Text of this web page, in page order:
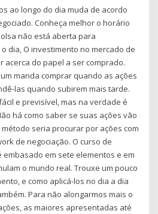
ao longo do dia muda de acordo
Conheça melhor o horário
não está aberta para
dia, O investimento no mercado de
acerca do papel a ser comprado.
manda comprar quando as ações
las quando subirem mais tarde.
e previsível, mas na verdade é
há como saber se suas ações vão
seria procurar por ações com
de negociação. O curso de
embasado em sete elementos e em
o mundo real. Trouxe um pouco
e como aplicá-los no dia a dia
Para não alongarmos mais o
as maiores apresentadas até